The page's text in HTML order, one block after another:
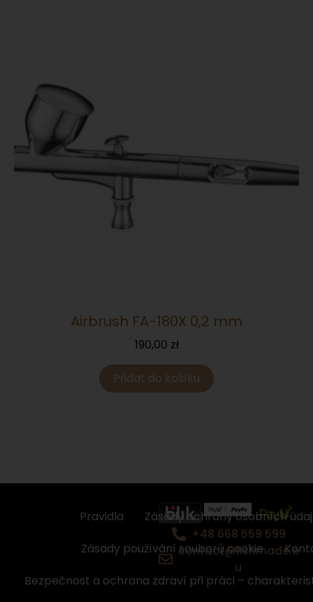
Airbrush FA-180X 0,2 mm
190,00 zł
Přidat do košíku
Pravidla
Zásady ochrany osobních
Zásady používání souborů cookie
Bezpečnost a ochrana zdraví při práci –
+48 668 559 599
contact@fishmade.e
u